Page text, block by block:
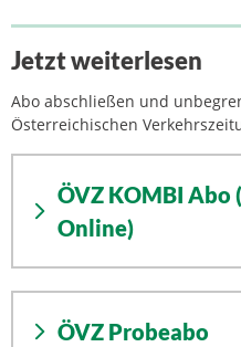
Jetzt weiterlesen
Abo abschließen und
Österreichischen
ÖVZ KOMBI Abo
Online)
ÖVZ Probeabo